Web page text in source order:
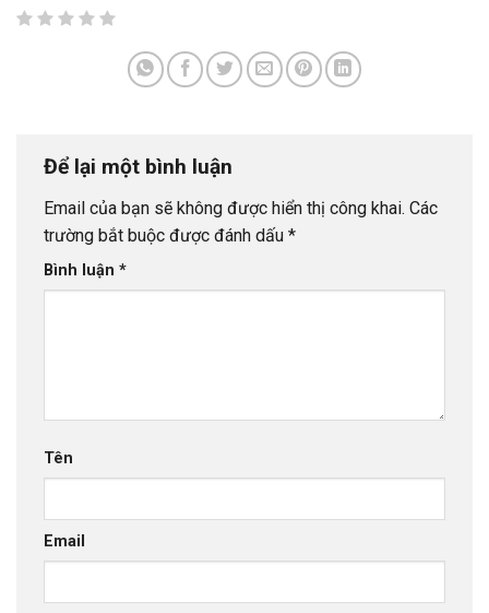
Để lại một bình luận
Email của bạn sẽ không được hiển thị công khai. Các
trường bắt buộc được đánh dấu *
Bình luận *
Tên
Email